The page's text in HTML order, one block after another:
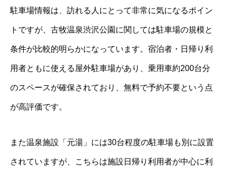
駐車場情報は、訪れる人にとって非常に気になるポイン
トですが、古牧温泉渋沢公園に関しては駐車場の規模と
条件が比較的明らかになっています。宿泊者・日帰り利
用者ともに使える屋外駐車場があり、乗用車約200台分
のスペースが確保されており、無料で予約不要という点
が高評価です。
また温泉施設「元湯」には30台程度の駐車場も別に設置
されていますが、こちらは施設日帰り利用者が中心に利